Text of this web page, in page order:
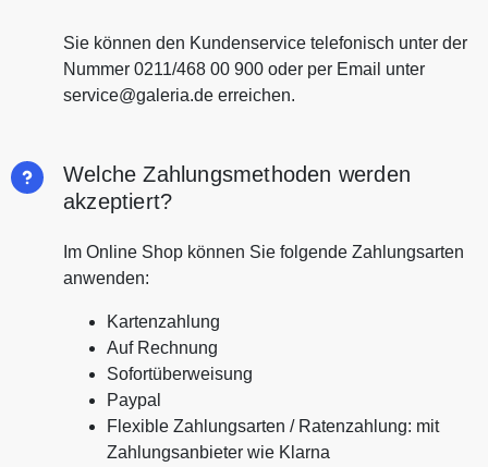
Sie können den Kundenservice telefonisch unter der
Nummer 0211/468 00 900 oder per Email unter
service@galeria.de erreichen.
Welche Zahlungsmethoden werden
akzeptiert?
Im Online Shop können Sie folgende Zahlungsarten
anwenden:
Kartenzahlung
Auf Rechnung
Sofortüberweisung
Paypal
Flexible Zahlungsarten / Ratenzahlung: mit
Zahlungsanbieter wie Klarna